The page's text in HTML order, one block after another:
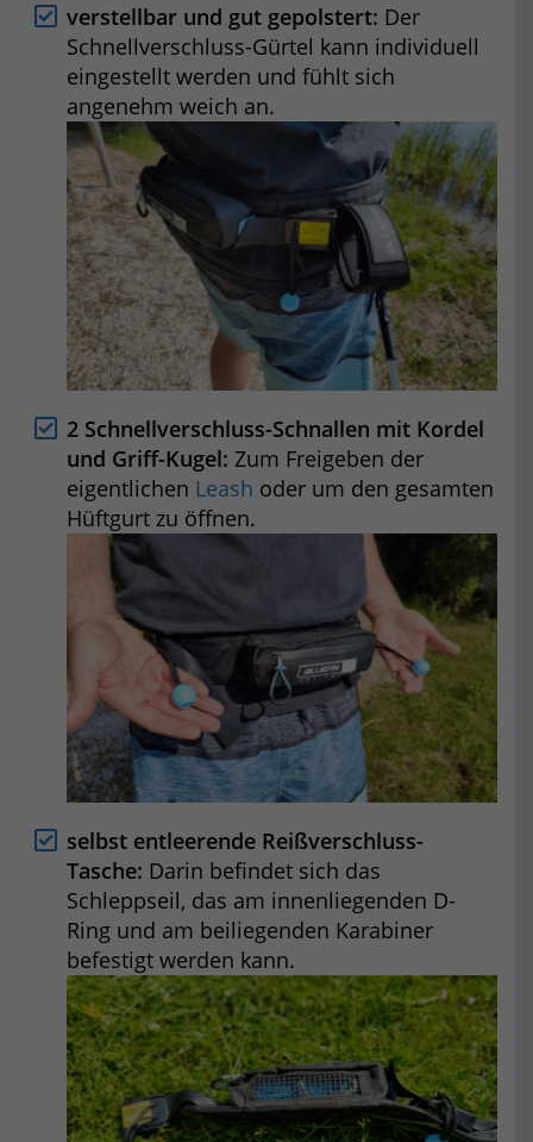
verstellbar und gut gepolstert: Der
Schnellverschluss-Gürtel kann individuell
eingestellt werden und fühlt sich
angenehm weich an.
2 Schnellverschluss-Schnallen mit Kordel
und Griff-Kugel: Zum Freigeben der
eigentlichen Leash oder um den gesamten
Hüftgurt zu öffnen.
selbst entleerende Reißverschluss-
Tasche: Darin befindet sich das
Schleppseil, das am innenliegenden D-
Ring und am beiliegenden Karabiner
befestigt werden kann.